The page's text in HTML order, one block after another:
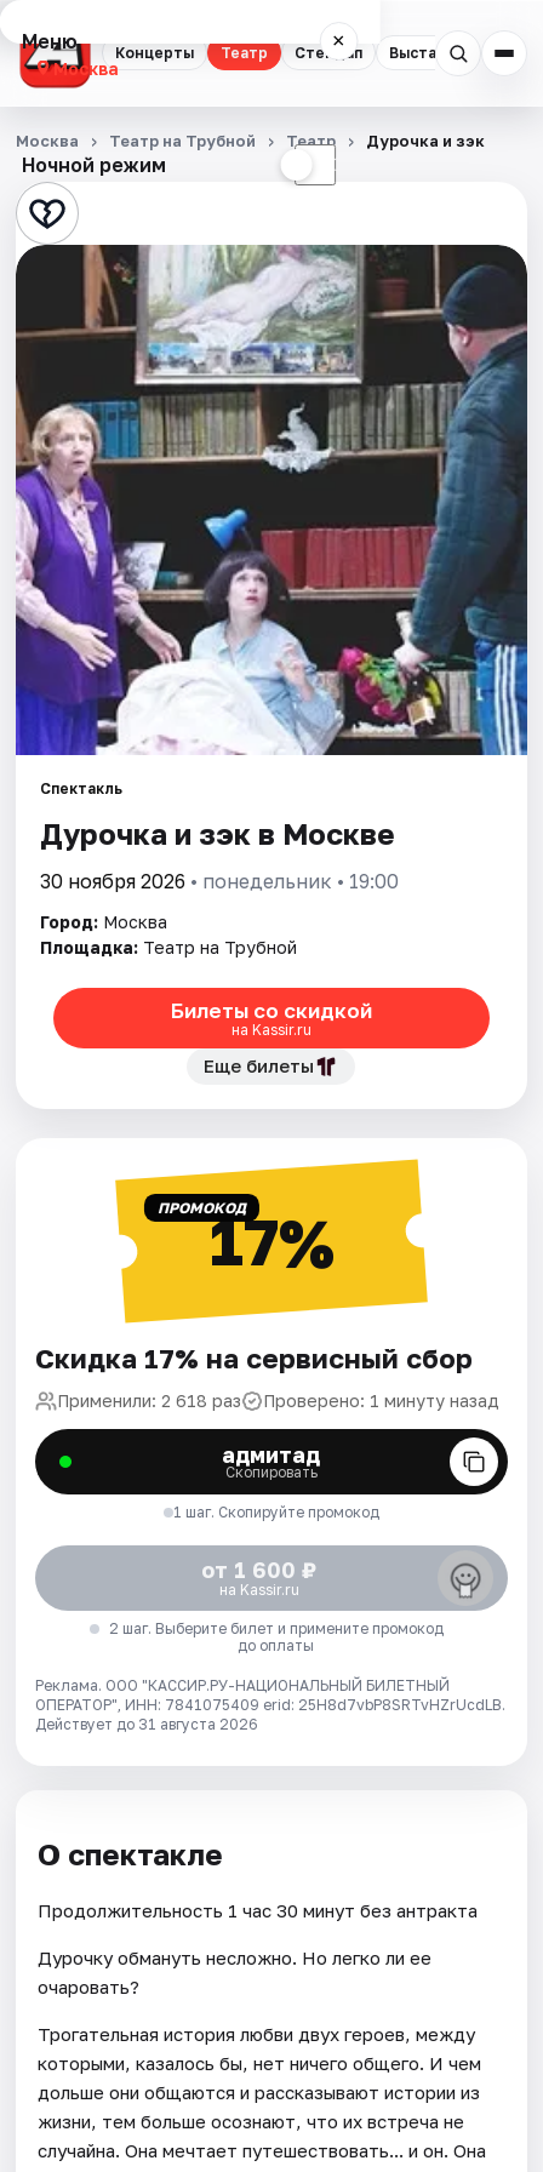
Концерты Театр Стендап Выставки
Меню ×
Москва
Концерты
Театр
Стендап
Выставки
Экскурсии
Спорт
События
Города
Площадки
Артисты
Ночной режим ☾
Москва Театр на Трубной Театр Дурочка и зэк
Спектакль
Дурочка и зэк в Москве
30 ноября 2026 • понедельник • 19:00
Город: Москва
Площадка: Театр на Трубной
Билеты со скидкой
на Kassir.ru
Еще билеты
ПРОМОКОД17%
Скидка 17% на сервисный сбор
Применили: 2 618 раз Проверено: 1 минуту назад
адмитад
Скопировать
1 шаг. Скопируйте промокод
от 1 600 ₽
на Kassir.ru
2 шаг. Выберите билет и примените промокод
до оплаты
Реклама. ООО "КАССИР.РУ-НАЦИОНАЛЬНЫЙ БИЛЕТНЫЙ
ОПЕРАТОР", ИНН: 7841075409 erid: 25H8d7vbP8SRTvHZrUcdLB.
Действует до 31 августа 2026
О спектакле
Продолжительность 1 час 30 минут без антракта
Дурочку обмануть несложно. Но легко ли ее
очаровать?
Трогательная история любви двух героев, между
которыми, казалось бы, нет ничего общего. И чем
дольше они общаются и рассказывают истории из
жизни, тем больше осознают, что их встреча не
случайна. Она мечтает путешествовать... и он. Она